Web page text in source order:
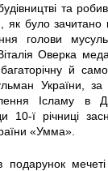
та
як було
голови
Оверка
й
України,
Ісламу в
10-ї річниці
«Умма».